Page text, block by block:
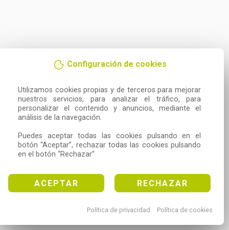
Configuración de cookies
Utilizamos cookies propias y de terceros para mejorar
nuestros servicios, para analizar el tráfico, para
personalizar el contenido y anuncios, mediante el
análisis de la navegación.
Puedes aceptar todas las cookies pulsando en el
botón “Aceptar”, rechazar todas las cookies pulsando
en el botón “Rechazar”
ACEPTAR RECHAZAR
Política de privacidad Política de cookies